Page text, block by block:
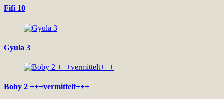
Fifi 10
Gyula 3
Boby 2 +++vermittelt+++